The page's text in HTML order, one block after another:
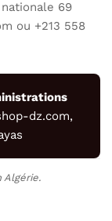
nationale 69
ou +213 558
dz.com,
Algérie.